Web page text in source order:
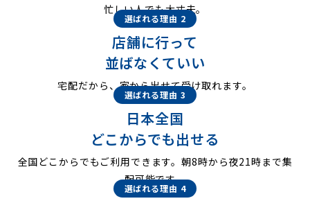
忙しい人でも大丈夫。
選ばれる理由 2
店舗に行って
並ばなくていい
宅配だから、家から出せて受け取れます。
選ばれる理由 3
日本全国
どこからでも出せる
全国どこからでもご利用できます。朝8時から夜21時まで集
配可能です。
選ばれる理由 4